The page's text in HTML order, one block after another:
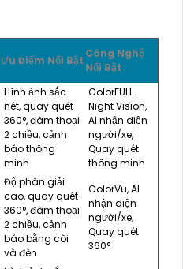
Ưu Điểm Nổi Bật
Công Nghệ
Nổi Bật
Hình ảnh sắc
nét, quay quét
360°, đàm thoại
2 chiều, cảnh
báo thông
minh
ColorFULL
Night Vision,
AI nhận diện
người/xe,
Quay quét
thông minh
Độ phân giải
cao, quay quét
360°, đàm thoại
2 chiều, cảnh
báo bằng còi
và đèn
ColorVu, AI
nhận diện
người/xe,
Quay quét
360°